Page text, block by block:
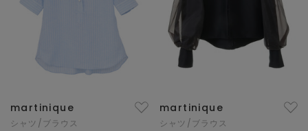
martinique
シャツ/ブラウス
martinique
シャツ/ブラウス